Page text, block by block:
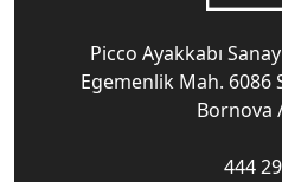
Picco Ayakkabı
Egemenlik Mah. 6086
Bornova
444